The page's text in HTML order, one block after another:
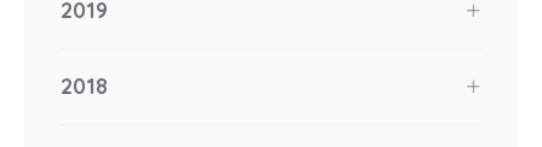
2019
2018